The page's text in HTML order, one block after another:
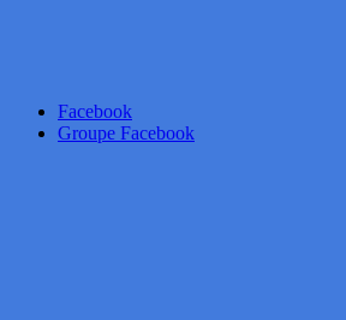
Facebook
Groupe Facebook